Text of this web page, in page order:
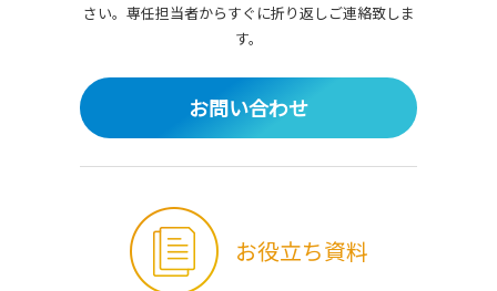
さい。 専任担当者からすぐに折り返しご連絡致しま
す。
お問い合わせ
お役立ち資料